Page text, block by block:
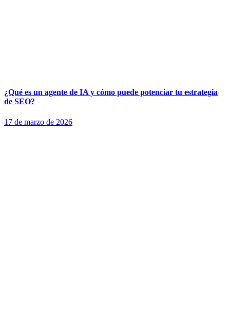
¿Qué es un agente de IA y cómo puede potenciar tu estrategia
de SEO?
17 de marzo de 2026